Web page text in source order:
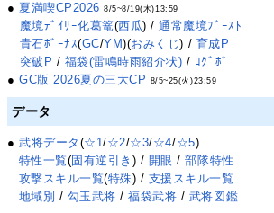
● 夏満喫CP2026 8/5~8/19(木)13:59
魔境ﾃﾞｲﾘｰ化葛篭(西瓜) /通常魔境ﾌﾞｰｽﾄ
貴石ﾎﾞｰﾅｽ(GC/YM)(おみくじ) / 育成P
突破P / 福袋(雷鳴時雨紹介状) / ﾛｸﾞﾎﾞ
●GC版 2026夏の三大CP 8/5~25(火)23:59
データ
●武将データ (☆1/☆2/☆3/☆4/☆5)
特性一覧(固有逆引き ) / 開眼 /部隊特性
攻撃スキル一覧(特殊) / 支援スキル一覧
地域別 / 勾玉武将 /福袋武将 / 武将図鑑